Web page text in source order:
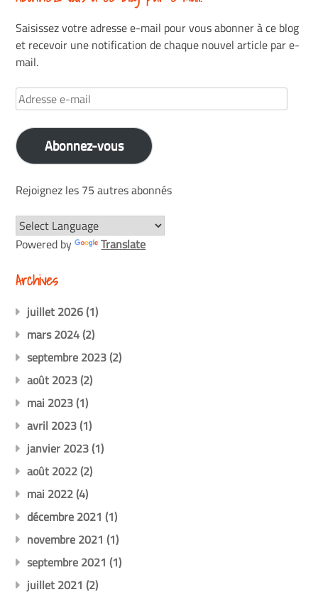
Saisissez votre adresse e-mail pour vous abonner à ce blog
et recevoir une notification de chaque nouvel article par e-
mail.
Adresse
e-
mail
Abonnez-vous
Rejoignez les 75 autres abonnés
Powered by Translate
Archives
juillet 2026(1)
mars 2024(2)
septembre 2023(2)
août 2023(2)
mai 2023(1)
avril 2023(1)
janvier 2023(1)
août 2022(2)
mai 2022(4)
décembre 2021 (1)
novembre 2021 (1)
septembre 2021 (1)
juillet 2021 (2)